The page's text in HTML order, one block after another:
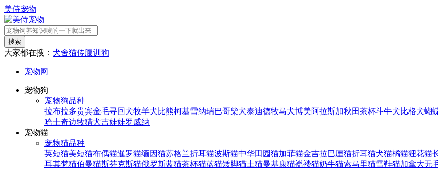
美侍宠物
搜索
大家都在搜： 犬舍猫传腹训狗
宠物网
宠物狗
宠物狗品种
拉布拉多贵宾金毛寻回犬牧羊犬比熊柯基雪纳瑞巴哥柴犬泰迪德牧马犬博美阿拉斯加秋田茶杯斗牛犬比格犬蝴
哈士奇边牧猎犬吉娃娃罗威纳
宠物猫
宠物猫品种
英短猫美短猫布偶猫暹罗猫缅因猫苏格兰折耳猫波斯猫中华田园猫加菲猫金吉拉巴厘猫折耳猫犬猫橘猫狸花猫
耳其梵猫伯曼猫斯芬克斯猫俄罗斯蓝猫茶杯猫蓝猫矮脚猫土猫曼基康猫褴褛猫奶牛猫索马里猫雪鞋猫加拿大无